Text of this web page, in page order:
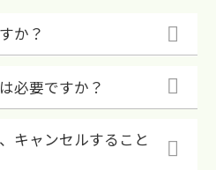
か？
必要ですか？
キャンセルすること